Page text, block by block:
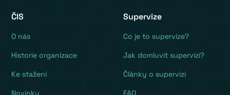
ČIS
O nás
Historie organizace
Ke stažení
Novinky
Supervize
Co je to supervize?
Jak domluvit supervizi?
Články o supervizi
FAQ